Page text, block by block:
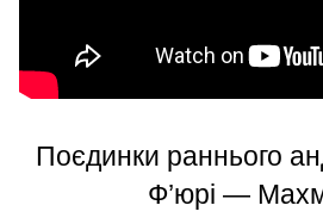
Поєдинки раннього
Ф’юрі —